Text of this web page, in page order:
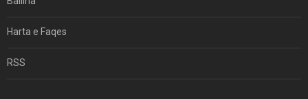
Harta e Faqes
RSS